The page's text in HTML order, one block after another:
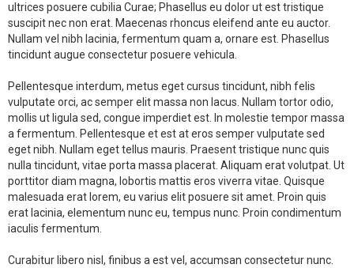
ultrices posuere cubilia Curae; Phasellus eu dolor ut est tristique
suscipit nec non erat. Maecenas rhoncus eleifend ante eu auctor.
Nullam vel nibh lacinia, fermentum quam a, ornare est. Phasellus
tincidunt augue consectetur posuere vehicula.
Pellentesque interdum, metus eget cursus tincidunt, nibh felis
vulputate orci, ac semper elit massa non lacus. Nullam tortor odio,
mollis ut ligula sed, congue imperdiet est. In molestie tempor massa
a fermentum. Pellentesque et est at eros semper vulputate sed
eget nibh. Nullam eget tellus mauris. Praesent tristique nunc quis
nulla tincidunt, vitae porta massa placerat. Aliquam erat volutpat. Ut
porttitor diam magna, lobortis mattis eros viverra vitae. Quisque
malesuada erat lorem, eu varius elit posuere sit amet. Proin quis
erat lacinia, elementum nunc eu, tempus nunc. Proin condimentum
iaculis fermentum.
Curabitur libero nisl, finibus a est vel, accumsan consectetur nunc.